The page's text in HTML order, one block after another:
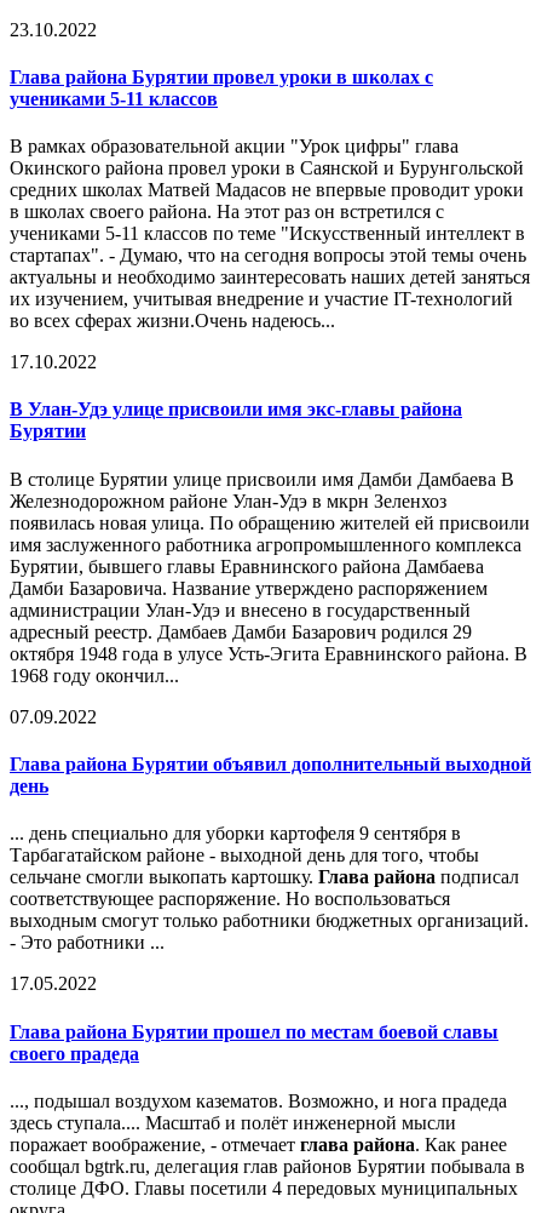
23.10.2022
Глава района Бурятии провел уроки в школах с
учениками 5-11 классов
В рамках образовательной акции "Урок цифры" глава
Окинского района провел уроки в Саянской и Бурунгольской
средних школах Матвей Мадасов не впервые проводит уроки
в школах своего района. На этот раз он встретился с
учениками 5-11 классов по теме "Искусственный интеллект в
стартапах". - Думаю, что на сегодня вопросы этой темы очень
актуальны и необходимо заинтересовать наших детей заняться
их изучением, учитывая внедрение и участие IT-технологий
во всех сферах жизни.Очень надеюсь...
17.10.2022
В Улан-Удэ улице присвоили имя экс-главы района
Бурятии
В столице Бурятии улице присвоили имя Дамби Дамбаева В
Железнодорожном районе Улан-Удэ в мкрн Зеленхоз
появилась новая улица. По обращению жителей ей присвоили
имя заслуженного работника агропромышленного комплекса
Бурятии, бывшего главы Еравнинского района Дамбаева
Дамби Базаровича. Название утверждено распоряжением
администрации Улан-Удэ и внесено в государственный
адресный реестр. Дамбаев Дамби Базарович родился 29
октября 1948 года в улусе Усть-Эгита Еравнинского района. В
1968 году окончил...
07.09.2022
Глава района Бурятии объявил дополнительный выходной
день
... день специально для уборки картофеля 9 сентября в
Тарбагатайском районе - выходной день для того, чтобы
сельчане смогли выкопать картошку. Глава района подписал
соответствующее распоряжение. Но воспользоваться
выходным смогут только работники бюджетных организаций.
- Это работники ...
17.05.2022
Глава района Бурятии прошел по местам боевой славы
своего прадеда
..., подышал воздухом казематов. Возможно, и нога прадеда
здесь ступала.... Масштаб и полёт инженерной мысли
поражает воображение, - отмечает глава района. Как ранее
сообщал bgtrk.ru, делегация глав районов Бурятии побывала в
столице ДФО. Главы посетили 4 передовых муниципальных